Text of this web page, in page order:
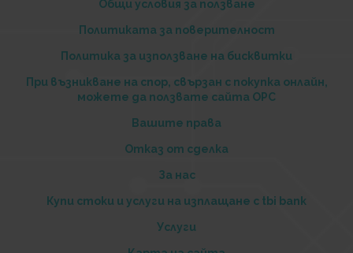
Общи условия за ползване
Политиката за поверителност
Политика за използване на бисквитки
При възникване на спор, свързан с покупка онлайн,
можете да ползвате сайта ОРС
Вашите права
Отказ от сделка
За нас
Купи стоки и услуги на изплащане с tbi bank
Услуги